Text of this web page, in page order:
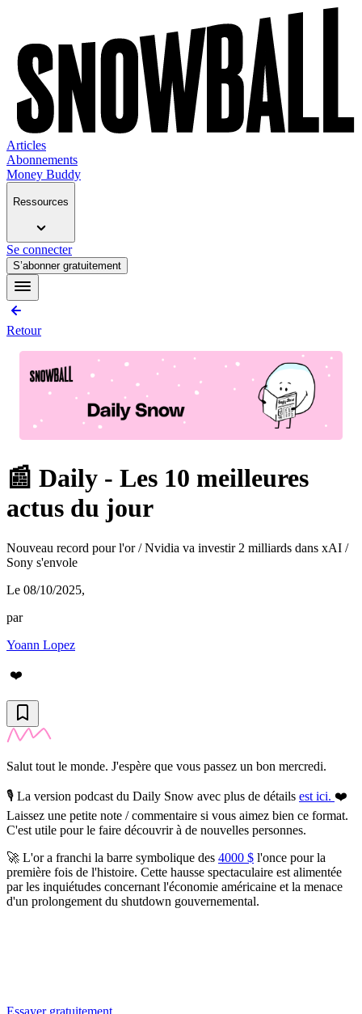
Articles
Abonnements
Money Buddy
Ressources
Se connecter
S’abonner gratuitement
Retour
📰 Daily - Les 10 meilleures
actus du jour
Nouveau record pour l'or / Nvidia va investir 2 milliards dans xAI /
Sony s'envole
Le 08/10/2025,
par
Yoann Lopez
❤️
Salut tout le monde. J'espère que vous passez un bon mercredi.
🎙️ La version podcast du Daily Snow avec plus de détails est ici. ❤️
Laissez une petite note / commentaire si vous aimez bien ce format.
C'est utile pour le faire découvrir à de nouvelles personnes.
🚀 L'or a franchi la barre symbolique des 4000 $ l'once pour la
première fois de l'histoire. Cette hausse spectaculaire est alimentée
par les inquiétudes concernant l'économie américaine et la menace
d'un prolongement du shutdown gouvernemental.
Essayer gratuitement